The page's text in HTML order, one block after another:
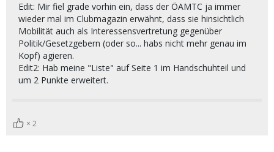
Edit: Mir fiel grade vorhin ein, dass der ÖAMTC ja immer
wieder mal im Clubmagazin erwähnt, dass sie hinsichtlich
Mobilität auch als Interessensvertretung gegenüber
Politik/Gesetzgebern (oder so... habs nicht mehr genau im
Kopf) agieren.
Edit2: Hab meine "Liste" auf Seite 1 im Handschuhteil und
um 2 Punkte erweitert.
2